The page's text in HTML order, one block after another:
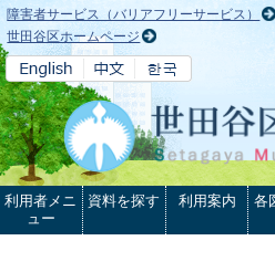
本文へ
障害者サービス（バリアフリーサービス）
世田谷区ホームページ
利用者メニ
ュー
資料を探す 利用案内
各